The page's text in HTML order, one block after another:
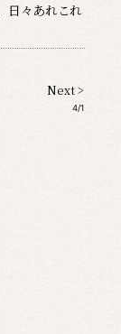
日々あれこれ
Next >
4/1